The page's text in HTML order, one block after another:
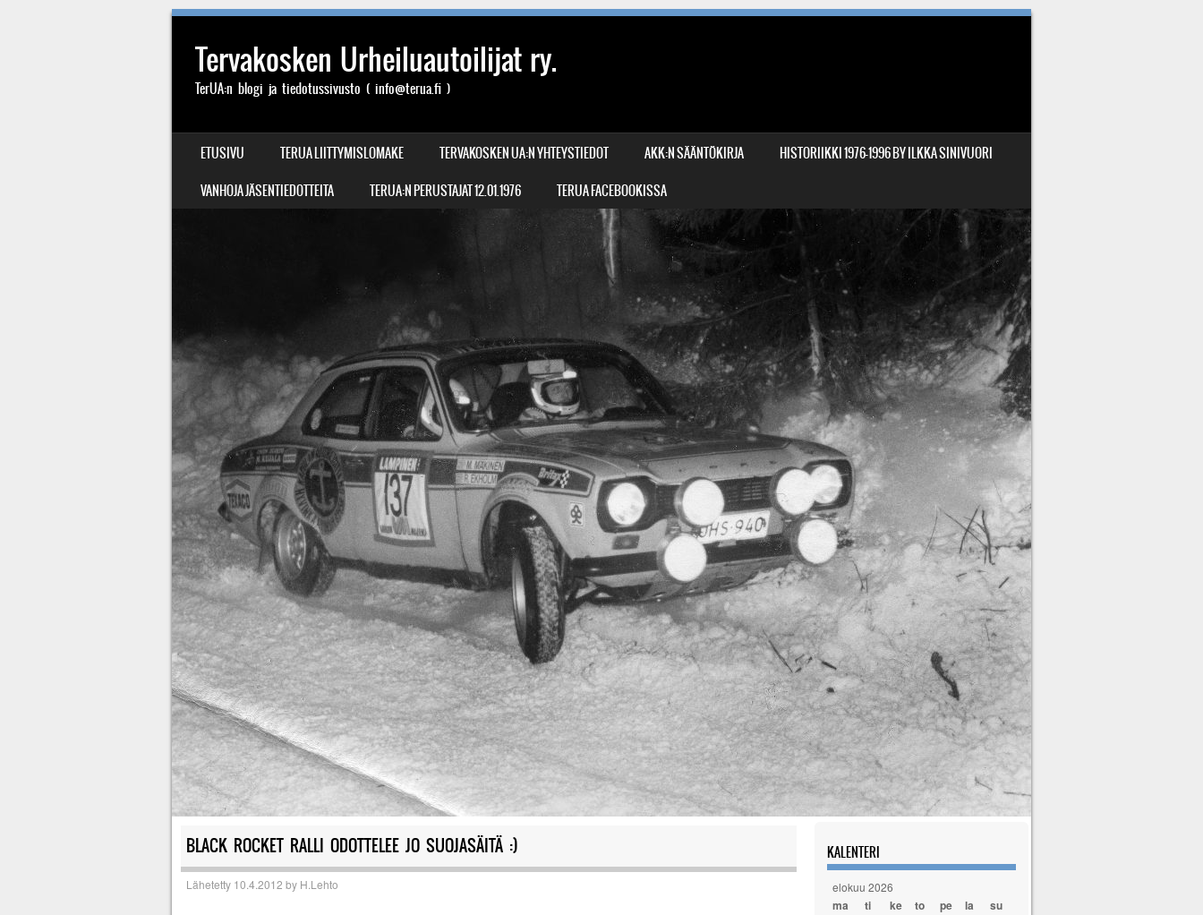
Tervakosken Urheiluautoilijat ry.
TerUA:n blogi ja tiedotussivusto ( info@terua.fi )
VALIKKO
SIIRRY SISÄLTÖÖN
ETUSIVU TERUA LIITTYMISLOMAKE TERVAKOSKEN UA:N YHTEYSTIEDOT AKK:N SÄÄNTÖKIRJA
HISTORIIKKI 1976-1996 BY ILKKA SINIVUORI
VANHOJA JÄSENTIEDOTTEITA
TERUA:N PERUSTAJAT 12.01.1976 TERUA FACEBOOKISSA
BLACK ROCKET RALLI ODOTTELEE JO SUOJASÄITÄ :)
Lähetetty 10.4.2012 by H.Lehto
KALENTERI
elokuu 2026
ma ti ke to pe la su